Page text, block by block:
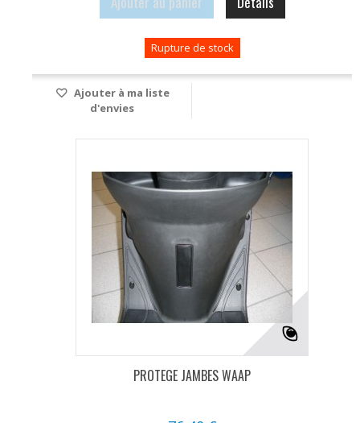
Rupture de stock
Ajouter à ma liste
d'envies
PROTEGE JAMBES WAAP